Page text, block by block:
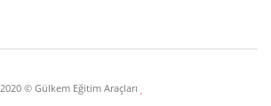
2020 © Gülkem Eğitim Araçları